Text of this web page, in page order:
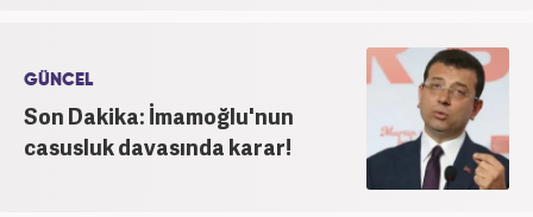
GÜNCEL
Son Dakika: İmamoğlu'nun
casusluk davasında karar!